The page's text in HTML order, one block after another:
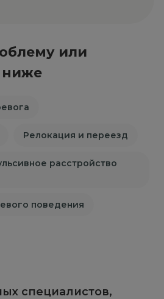
или
ниже
Релокация и переезд
расстройство
поведения
специалистов,